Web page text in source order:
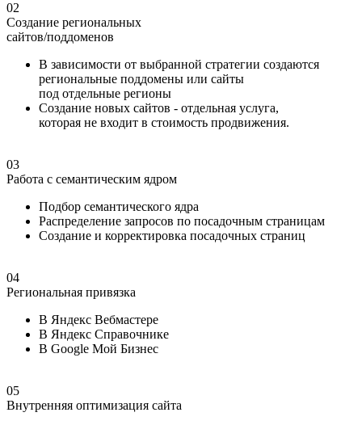
02
Создание региональных
сайтов/поддоменов
В зависимости от выбранной стратегии создаются
региональные поддомены или сайты
под отдельные регионы
Создание новых сайтов - отдельная услуга,
которая не входит в стоимость продвижения.
03
Работа с семантическим ядром
Подбор семантического ядра
Распределение запросов по посадочным страницам
Создание и корректировка посадочных страниц
04
Региональная привязка
В Яндекс Вебмастере
В Яндекс Справочнике
В Google Мой Бизнес
05
Внутренняя оптимизация сайта